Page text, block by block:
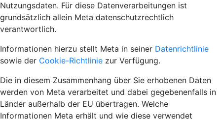
Nutzungsdaten. Für diese Datenverarbeitungen ist
grundsätzlich allein Meta datenschutzrechtlich
verantwortlich.
Informationen hierzu stellt Meta in seiner Datenrichtlinie
sowie der Cookie-Richtlinie zur Verfügung.
Die in diesem Zusammenhang über Sie erhobenen Daten
werden von Meta verarbeitet und dabei gegebenenfalls in
Länder außerhalb der EU übertragen. Welche
Informationen Meta erhält und wie diese verwendet